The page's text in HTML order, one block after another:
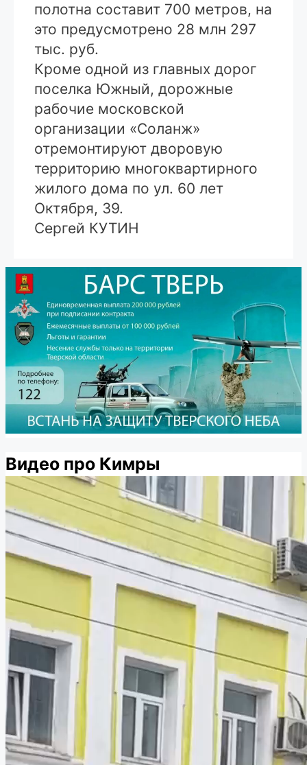
полотна составит 700 метров, на
это предусмотрено 28 млн 297
тыс. руб.
Кроме одной из главных дорог
поселка Южный, дорожные
рабочие московской
организации «Соланж»
отремонтируют дворовую
территорию многоквартирного
жилого дома по ул. 60 лет
Октября, 39.
Сергей КУТИН
Видео про Кимры